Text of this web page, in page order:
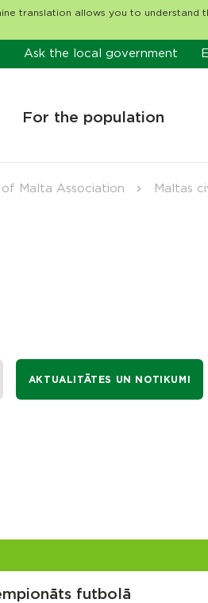
translation allows you to
Ask the local government
For the population
Malta Association Maltas
AKTUALITĀTES UN NOTIKUMI
futbolā